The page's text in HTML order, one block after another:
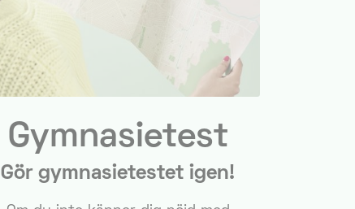
Gymnasietest
Gör gymnasietestet igen!